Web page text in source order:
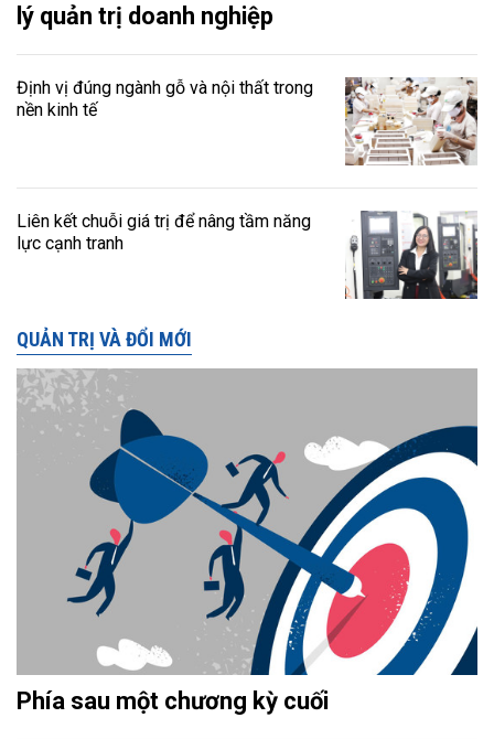
lý quản trị doanh nghiệp
Định vị đúng ngành gỗ và nội thất trong
nền kinh tế
Liên kết chuỗi giá trị để nâng tầm năng
lực cạnh tranh
QUẢN TRỊ VÀ ĐỔI MỚI
Phía sau một chương kỳ cuối